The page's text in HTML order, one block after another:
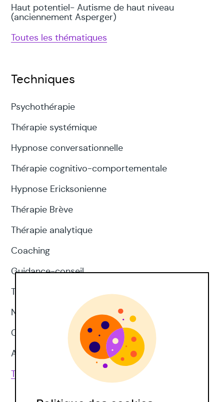
Haut potentiel- Autisme de haut niveau
(anciennement Asperger)
Toutes les thématiques
Techniques
Psychothérapie
Thérapie systémique
Hypnose conversationnelle
Thérapie cognitivo-comportementale
Hypnose Ericksonienne
Thérapie Brève
Thérapie analytique
Coaching
Guidance-conseil
Thérapie d'acceptation et d'engagement
Neuropsychologie
CNV
Approches corporelles
Toutes les techniques